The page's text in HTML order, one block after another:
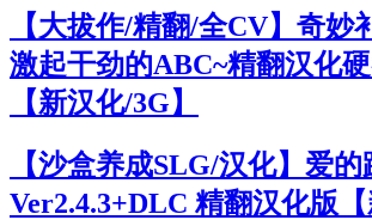
【大拔作/精翻/全CV】奇妙
激起干劲的ABC~精翻汉化
【新汉化/3G】
【沙盒养成SLG/汉化】爱的
Ver2.4.3+DLC 精翻汉化版